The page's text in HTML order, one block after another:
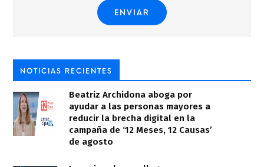
NOTICIAS RECIENTES
Beatriz Archidona aboga por
ayudar a las personas mayores a
reducir la brecha digital en la
campaña de ‘12 Meses, 12 Causas’
de agosto